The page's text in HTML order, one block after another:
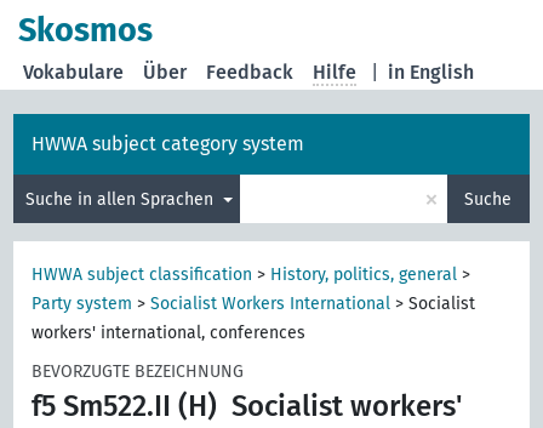
Skosmos
in English
Vokabulare Über Feedback Hilfe
HWWA subject category system
Suche in allen Sprachen × Suche
HWWA subject classification > History, politics, general >
Party system >Socialist Workers International >Socialist
workers' international, conferences
BEVORZUGTE BEZEICHNUNG
f5 Sm522.II (H) Socialist workers'